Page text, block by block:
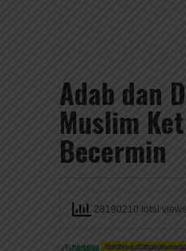
Adab dan
Muslim
Becermin
28190210 total views